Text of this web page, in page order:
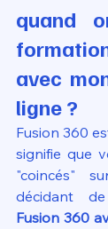
quand
avec
ligne ?
Fusion 360
signifie que
"coincés"
décidant
Fusion 360